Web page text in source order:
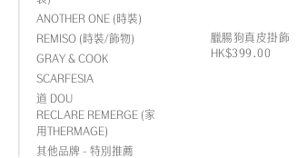
ANOTHER ONE (時裝)
REMISO (時裝/飾物)
GRAY & COOK
SCARFESIA
道 DOU
RECLARE REMERGE (家
用THERMAGE)
其他品牌 - 特別推薦
臘腸狗真皮掛飾
HK$399.00